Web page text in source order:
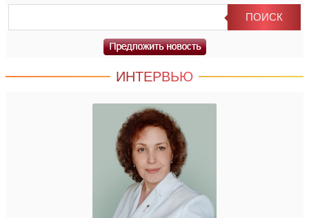
ИНТЕРВЬЮ